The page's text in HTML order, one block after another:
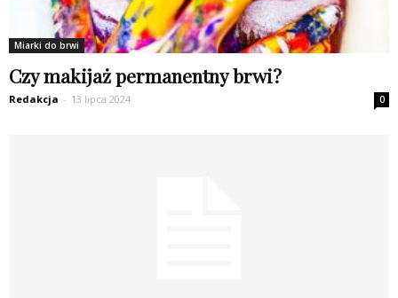
Miarki do brwi
Czy makijaż permanentny brwi?
Redakcja - 13 lipca 2024 0